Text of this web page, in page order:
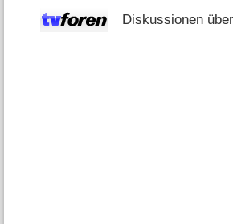
Diskussionen